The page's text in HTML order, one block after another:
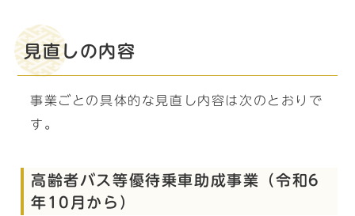
見直しの内容
事業ごとの具体的な見直し内容は次のとおりで
す。
高齢者バス等優待乗車助成事業（令和6
年10月から）